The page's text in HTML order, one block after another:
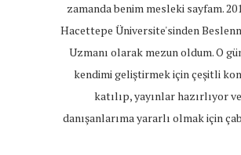
zamanda benim mesleki sayfam.
Hacettepe Üniversite'sinden
Uzmanı olarak mezun oldum. O
kendimi geliştirmek için çeşitli
katılıp, yayınlar hazırlıyor
danışanlarıma yararlı olmak için